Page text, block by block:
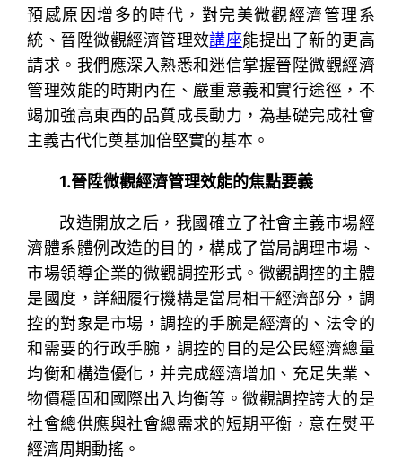
預感原因增多的時代，對完美微觀經濟管理系
統、晉陞微觀經濟管理效講座能提出了新的更高
請求。我們應深入熟悉和迷信掌握晉陞微觀經濟
管理效能的時期內在、嚴重意義和實行途徑，不
竭加強高東西的品質成長動力，為基礎完成社會
主義古代化奠基加倍堅實的基本。
1.晉陞微觀經濟管理效能的焦點要義
改造開放之后，我國確立了社會主義市場經
濟體系體例改造的目的，構成了當局調理市場、
市場領導企業的微觀調控形式。微觀調控的主體
是國度，詳細履行機構是當局相干經濟部分，調
控的對象是市場，調控的手腕是經濟的、法令的
和需要的行政手腕，調控的目的是公民經濟總量
均衡和構造優化，并完成經濟增加、充足失業、
物價穩固和國際出入均衡等。微觀調控誇大的是
社會總供應與社會總需求的短期平衡，意在熨平
經濟周期動搖。